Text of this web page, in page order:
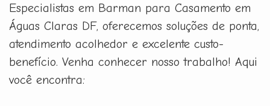
Especialistas em Barman para Casamento em
Águas Claras DF, oferecemos soluções de ponta,
atendimento acolhedor e excelente custo-
benefício. Venha conhecer nosso trabalho! Aqui
você encontra: